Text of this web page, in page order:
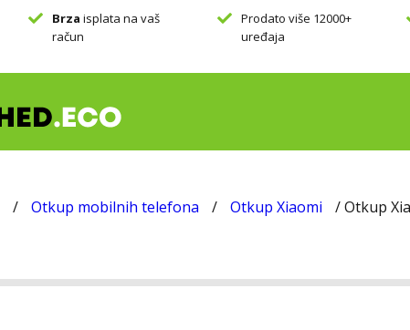
Brza isplata na vaš
račun
Prodato više 12000+
uređaja
/ Otkup mobilnih telefona / Otkup Xiaomi / Otkup